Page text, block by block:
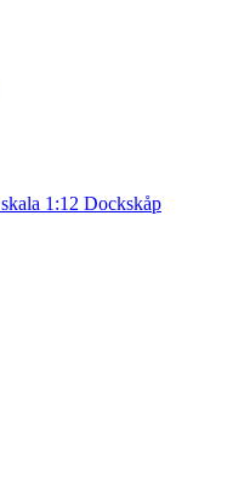
1:12 Dockskåp